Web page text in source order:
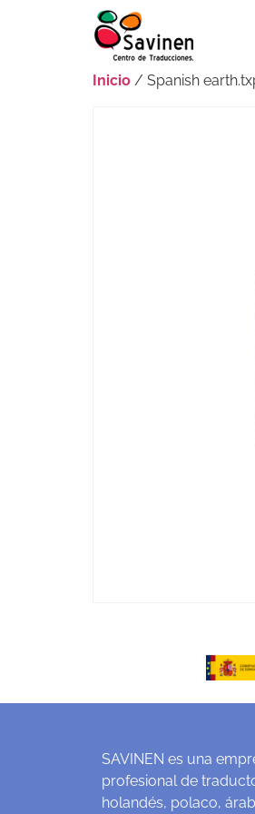
Inicio / Spanish
SAVINEN es una
profesional de
holandés, polaco,